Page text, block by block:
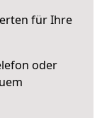
für Ihre
oder